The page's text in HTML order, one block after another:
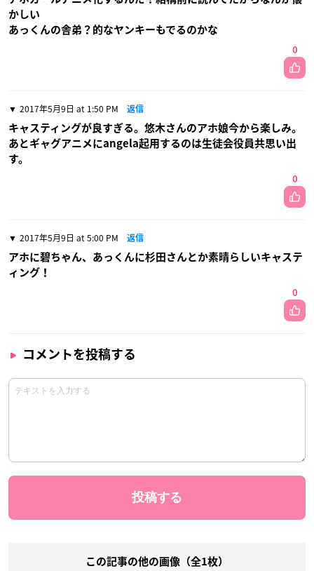
かしい
あっくんの舎弟？的なヤンキーもでるのかな
0
2017年5月9日 at 1:50 PM 返信
キャスティングが良すぎる。悠木さんのアホ娘今から楽しみ。
あとギャグアニメにangela起用するのは生徒会役員共思い出
す。
0
2017年5月9日 at 5:00 PM 返信
アホに碧ちゃん、あっくんに杉田さんとか素晴らしいキャステ
ィング！
0
コメントを投稿する
この記事の他の画像（全1枚）